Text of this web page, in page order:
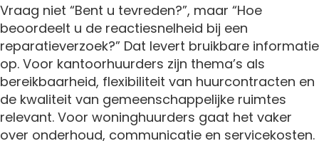
Vraag niet “Bent u tevreden?”, maar “Hoe
beoordeelt u de reactiesnelheid bij een
reparatieverzoek?” Dat levert bruikbare informatie
op. Voor kantoorhuurders zijn thema’s als
bereikbaarheid, flexibiliteit van huurcontracten en
de kwaliteit van gemeenschappelijke ruimtes
relevant. Voor woninghuurders gaat het vaker
over onderhoud, communicatie en servicekosten.